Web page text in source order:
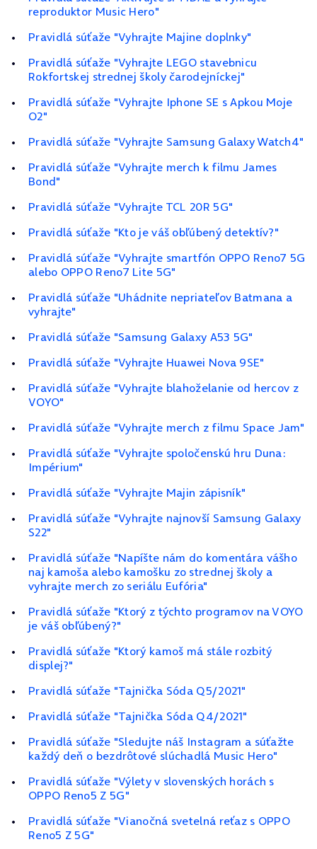
reproduktor Music Hero"
Pravidlá súťaže "Vyhrajte Majine doplnky"
Pravidlá súťaže "Vyhrajte LEGO stavebnicu
Rokfortskej strednej školy čarodejníckej"
Pravidlá súťaže "Vyhrajte Iphone SE s Apkou Moje
O2"
Pravidlá súťaže "Vyhrajte Samsung Galaxy Watch4"
Pravidlá súťaže "Vyhrajte merch k filmu James
Bond"
Pravidlá súťaže "Vyhrajte TCL 20R 5G"
Pravidlá súťaže "Kto je váš obľúbený detektív?"
Pravidlá súťaže "Vyhrajte smartfón OPPO Reno7 5G
alebo OPPO Reno7 Lite 5G"
Pravidlá súťaže "Uhádnite nepriateľov Batmana a
vyhrajte"
Pravidlá súťaže "Samsung Galaxy A53 5G"
Pravidlá súťaže "Vyhrajte Huawei Nova 9SE"
Pravidlá súťaže "Vyhrajte blahoželanie od hercov z
VOYO"
Pravidlá súťaže "Vyhrajte merch z filmu Space Jam"
Pravidlá súťaže "Vyhrajte spoločenskú hru Duna:
Impérium"
Pravidlá súťaže "Vyhrajte Majin zápisník"
Pravidlá súťaže "Vyhrajte najnovší Samsung Galaxy
S22"
Pravidlá súťaže "Napíšte nám do komentára vášho
naj kamoša alebo kamošku zo strednej školy a
vyhrajte merch zo seriálu Eufória"
Pravidlá súťaže "Ktorý z týchto programov na VOYO
je váš obľúbený?"
Pravidlá súťaže "Ktorý kamoš má stále rozbitý
displej?"
Pravidlá súťaže "Tajnička Sóda Q5/2021"
Pravidlá súťaže "Tajnička Sóda Q4/2021"
Pravidlá súťaže "Sledujte náš Instagram a súťažte
každý deň o bezdrôtové slúchadlá Music Hero"
Pravidlá súťaže "Výlety v slovenských horách s
OPPO Reno5 Z 5G"
Pravidlá súťaže "Vianočná svetelná reťaz s OPPO
Reno5 Z 5G"